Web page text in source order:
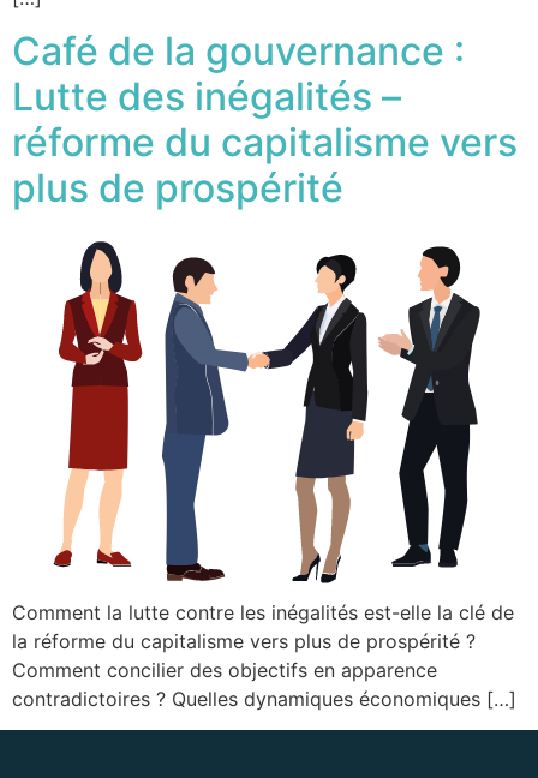
Café de la gouvernance :
Lutte des inégalités –
réforme du capitalisme vers
plus de prospérité
Comment la lutte contre les inégalités est-elle la clé de
la réforme du capitalisme vers plus de prospérité ?
Comment concilier des objectifs en apparence
contradictoires ? Quelles dynamiques économiques […]